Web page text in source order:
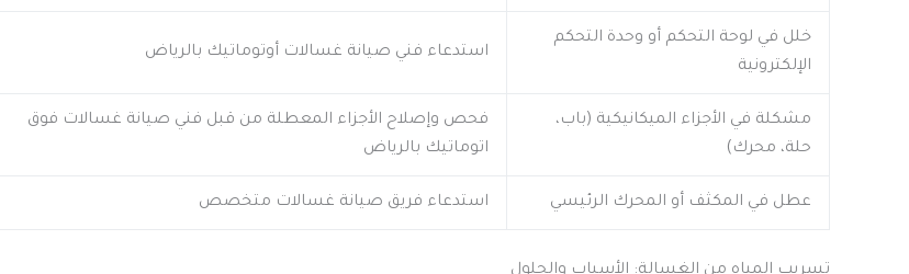
خلل في لوحة التحكم أو وحدة التحكم
الإلكترونية
استدعاء فني صيانة غسالات أوتوماتيك بالرياض
مشكلة في الأجزاء الميكانيكية (باب،
حلة، محرك)
فحص وإصلاح الأجزاء المعطلة من قبل فني صيانة غسالات فوق
اتوماتيك بالرياض
عطل في المكثف أو المحرك الرئيسي استدعاء فريق صيانة غسالات متخصص